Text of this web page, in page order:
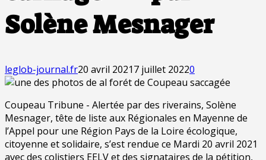
Solène Mesnager
leglob-journal.fr20 avril 20217 juillet 20220
Coupeau Tribune - Alertée par des riverains, Solène
Mesnager, tête de liste aux Régionales en Mayenne de
l’Appel pour une Région Pays de la Loire écologique,
citoyenne et solidaire, s’est rendue ce Mardi 20 avril 2021
avec des colistiers EELV et des signataires de la pétition,